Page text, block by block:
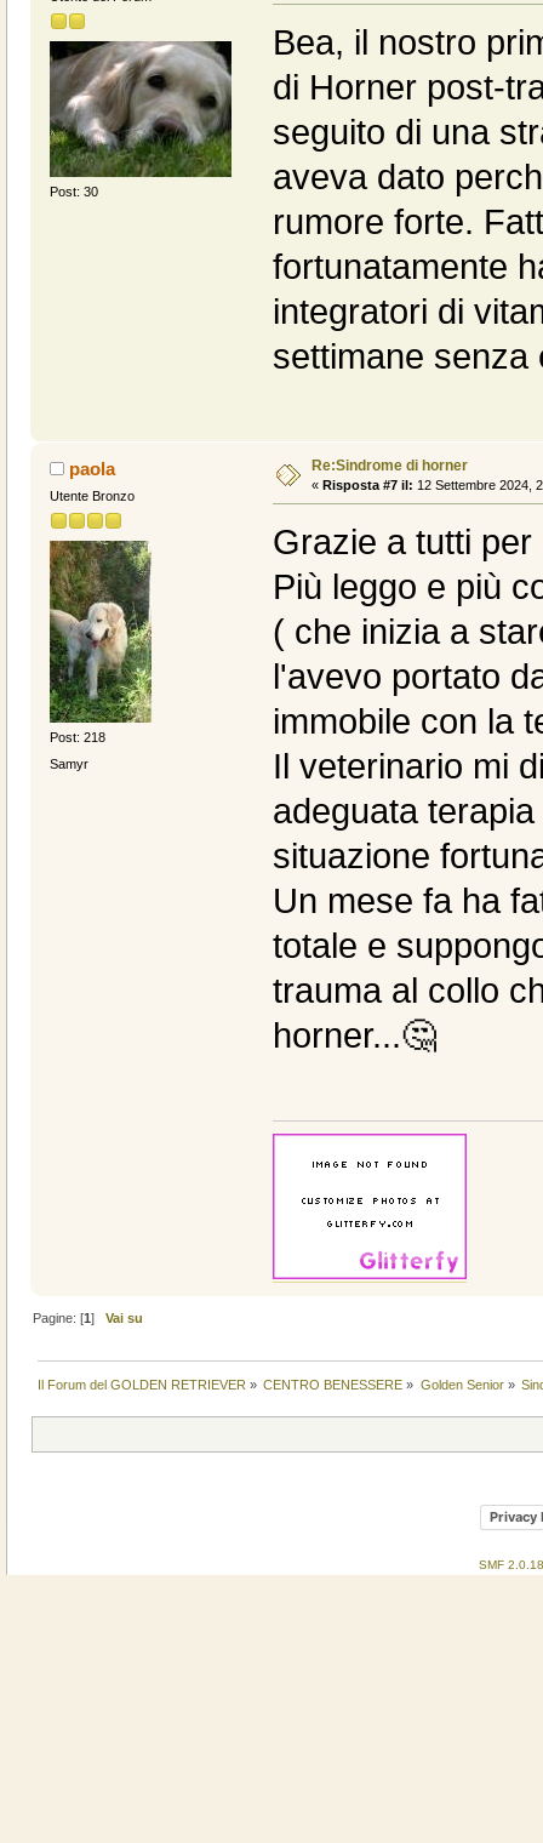
Post: 30
Bea, il nostro
di Horner post-
seguito di una
aveva dato
rumore forte.
fortunatamente
integratori di
settimane senza
paola
Utente Bronzo
Post: 218
Samyr
Re:Sindrome di horner
« Risposta #7 il: 12 Settembre 2024,
Grazie a tutti
Più leggo e più
( che inizia a
l'avevo portato
immobile con la
Il veterinario mi
adeguata
situazione
Un mese fa ha
totale e
trauma al collo
horner...🤔
Pagine: [1]Vai su
Il Forum del GOLDEN RETRIEVER » CENTRO BENESSERE » Golden Senior»
Privacy
SMF 2.0.18